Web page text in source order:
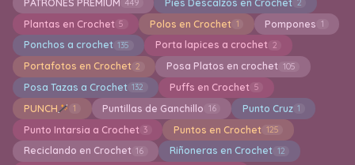
PATRONES PREMIUM 449 Pies Descalzos en Crochet 2
Plantas en Crochet 5 Polos en Crochet 1 Pompones 1
Ponchos a crochet 135 Porta lapices a crochet 2
Portafotos en Crochet 2 Posa Platos en crochet 105
Posa Tazas a Crochet 132 Puffs en Crochet 5
PUNCH 1 Puntillas de Ganchillo 16 Punto Cruz 1
Punto Intarsia a Crochet 3 Puntos en Crochet 125
Reciclando en Crochet 16 Riñoneras en Crochet 12